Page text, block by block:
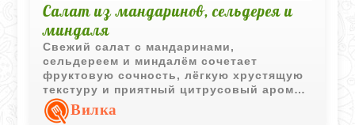
Салат из мандаринов, сельдерея и
миндаля
Свежий салат с мандаринами,
сельдереем и миндалём сочетает
фруктовую сочность, лёгкую хрустящую
текстуру и приятный цитрусовый аромат.
Такое блюдо станет ярким дополнением
как повседневного, так и праздничного
Вилка